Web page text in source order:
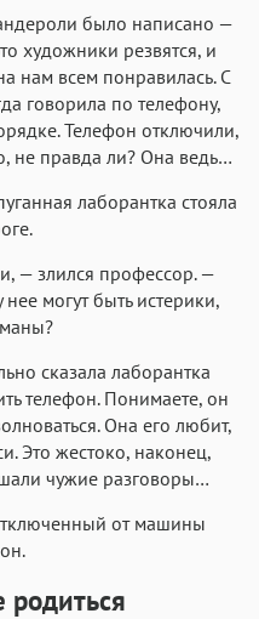
было написано —
художники резвятся, и
нам всем понравилась. С
говорила по телефону,
Телефон отключили,
не правда ли? Она ведь…
лаборантка стояла
— злился профессор. —
могут быть истерики,
сказала лаборантка
телефон. Понимаете, он
Она его любит,
Это жестоко, наконец,
чужие разговоры…
от машины
родиться